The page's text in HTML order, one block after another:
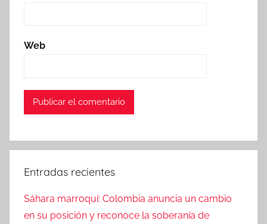
Web
Entradas recientes
Sáhara marroquí: Colombia anuncia un cambio
en su posición y reconoce la soberanía de